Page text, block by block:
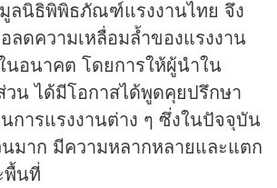
ลนิธิพิพิธภัณฑ์แรงงานไทย จึง
ลดความเหลื่อมล้ำของแรงงาน
อนาคต โดยการให้ผู้นำใน
น ได้มีโอกาสได้พูดคุยปรึกษา
การแรงงานต่าง ๆ ซึ่งในปัจจุบัน
มาก มีความหลากหลายและแตก
พื้นที่